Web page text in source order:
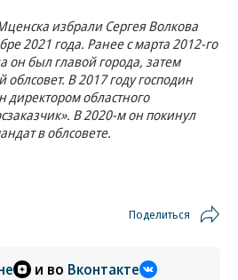
избрали Сергея Волкова
2021 года. Ранее с марта 2012-го
он был главой города, затем
облсовет. В 2017 году господин
областного
В 2020-м он покинул
в облсовете.
Поделиться
и во Вконтакте